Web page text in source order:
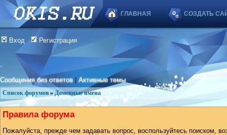
ГЛАВНАЯ СОЗДАТЬ
Вход Регистрация
Сообщения без ответов |Активные темы
Список форумов » Доменные имена
Правила форума
Пожалуйста, прежде чем задавать вопрос, воспользуйтесь поиском,